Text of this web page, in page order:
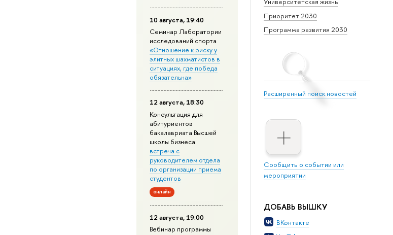
Приоритет 2030
Программа развития 2030
Расширенный поиск новостей
Сообщить о событии или
мероприятии
ДОБАВЬ ВЫШКУ
ВКонтакте
10 августа, 19:40
Семинар Лаборатории
исследований спорта
«Отношение к риску у
элитных шахматистов в
ситуациях, где победа
обязательна»
12 августа, 18:30
Консультация для
абитуриентов
бакалавриата Высшей
школы бизнеса:
встреча с
руководителем отдела
по организации приема
студентов
онлайн
12 августа, 19:00
Вебинар программы